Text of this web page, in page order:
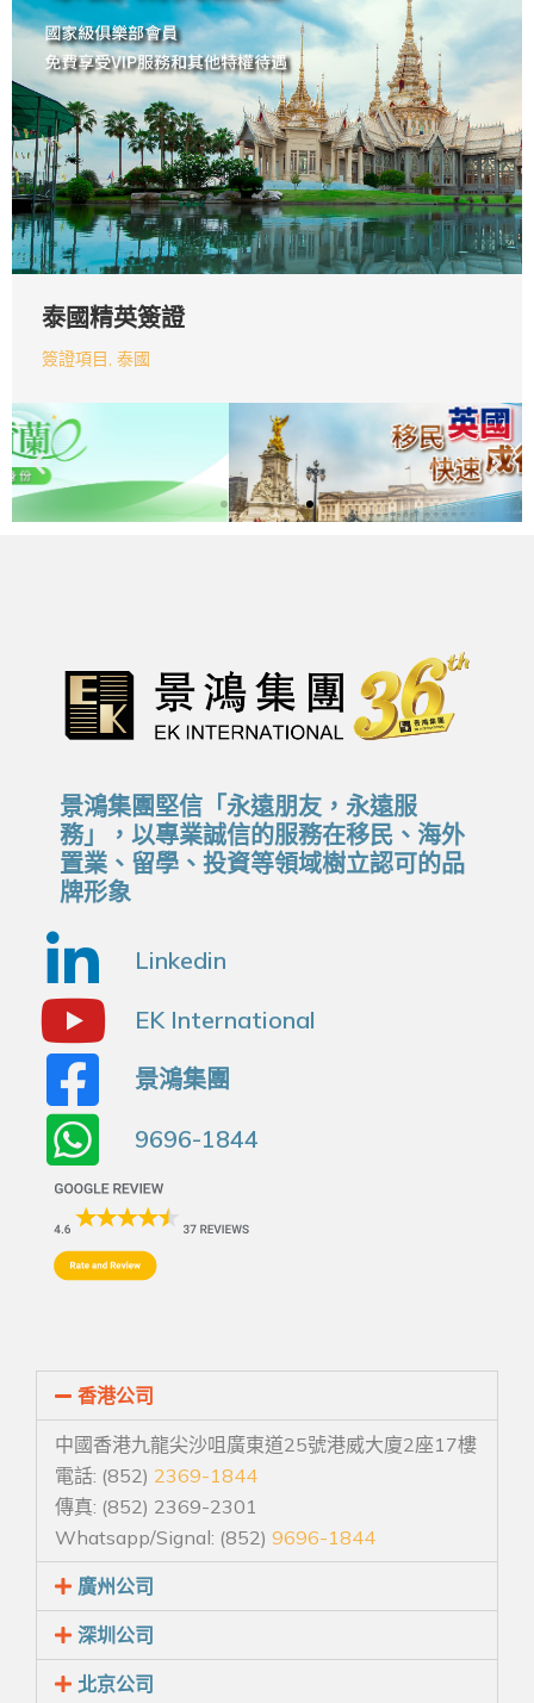
泰國精英簽證
簽證項目, 泰國
景鴻集團堅信「永遠朋友，永遠服
務」，以專業誠信的服務在移民、海外
置業、留學、投資等領域樹立認可的品
牌形象
Linkedin
EK International
景鴻集團
9696-1844
香港公司
中國香港九龍尖沙咀廣東道25號港威大廈2座17樓
電話: (852) 2369-1844
傳真: (852) 2369-2301
Whatsapp/Signal: (852) 9696-1844
廣州公司
深圳公司
北京公司